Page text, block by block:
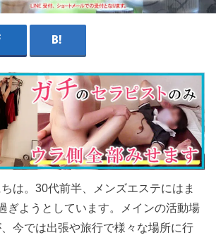
は。30代前半、メンズエステにはま
ぎようとしています。メインの活動場
今では出張や旅行で様々な場所に行